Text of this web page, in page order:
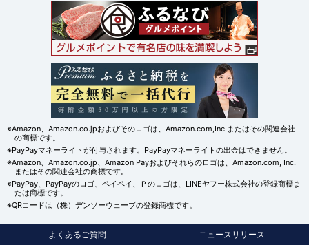
※Amazon、Amazon.co.jpおよびそのロゴは、Amazon.com,Inc.またはその関連会社
の商標です。
※PayPayマネーライトが付与されます。PayPayマネーライトの出金はできません。
※Amazon、Amazon.co.jp、Amazon Payおよびそれらのロゴは、Amazon.com, Inc.
またはその関連会社の商標です。
※PayPay、PayPayのロゴ、ペイペイ、Ｐのロゴは、LINEヤフー株式会社の登録商標ま
たは商標です。
※QRコードは（株）デンソーウェーブの登録商標です。
よくあるご質問 ニュースリリース